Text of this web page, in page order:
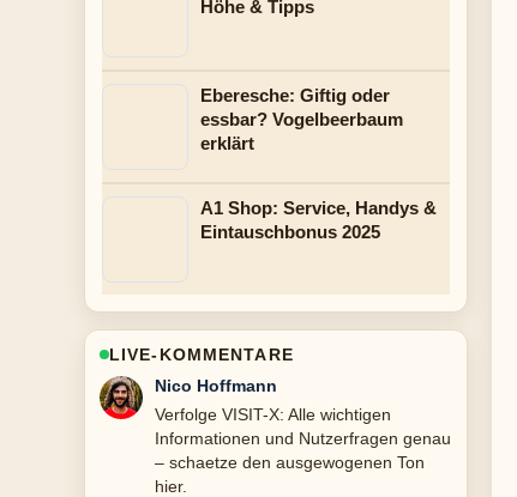
Höhe & Tipps
Eberesche: Giftig oder
essbar? Vogelbeerbaum
erklärt
A1 Shop: Service, Handys &
Eintauschbonus 2025
LIVE-KOMMENTARE
Hannah Weber
Hilfreicher Kontext zu Acai Bowl:
Zutaten, Zubereitung und
Gesundheitscheck. Bitte haltet diesen
Liveticker aktuell.